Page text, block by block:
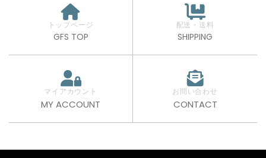
トップページ
GFS TOP
配送・送料
SHIPPING
マイアカウント
MY ACCOUNT
お問い合わせ
CONTACT